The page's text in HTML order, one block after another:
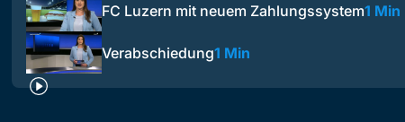
FC Luzern mit neuem Zahlungssystem1 Min
Verabschiedung1 Min